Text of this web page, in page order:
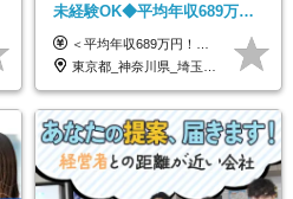
未経験OK◆平均年収689万円
◆業界屈指の営業力でサポー
ト◆フルリモート可
＜平均年収689万円！！＞ ☆前給保証以上☆案件待機期間も給与保証あり☆ 月給40万円～150万円（固定残業代含む） ※経験や能力を考慮し決定します ※試用期間6ヶ月あり。条件や待遇に差異はありません ※上記には固定残業代（30時間分／7万6000円～）が含まれています。 ※超過分は時間外手当を別途支給。 【実際の給与例】 野原さん（35歳）※前職年収480万円 （Java／C#エンジニア ⇒ 業務系システム開発 ⇒ 要件定義・業務分析 ⇒ ITコンサル案件へ参画） ▼620万円（入社初年度） ・Web系業務システム開発（Java、C#） ・ 顧客折衝や開発チームとの調整 ・ 既存システムの改修・機能追加案件に従事 ▼780万円（入社2年目） ・ 金融機関向け業務系システムの要件定義・設計補助 ・ 開発チームと連携した業務分析・課題整理 ・小規模PMO支援案件への参画 ▼1,090万円（入社3年目） ・ 大手企業向けIT戦略・業務改革プロジェクトに参画 ・コンサルタントとして要件定義・業務改善提案・ベンダー調整を担当 ・ PMO／部分的PM業務も兼務し、上流工程での裁量を拡大
東京都_神奈川県_埼玉県_千葉県_大阪府_愛知県_北海道_青森県_岩手県_宮城県_秋田県_山形県_福島県_茨城県_栃木県_群馬県_新潟県_山梨県_長野県_富山県_石川県_福井県_静岡県_岐阜県_三重県_兵庫県_京都府_滋賀県_奈良県_和歌山県_広島県_岡山県_鳥取県_島根県_山口県_徳島県_香川県_愛媛県_高知県_福岡県_熊本県_佐賀県_長崎県_大分県_宮崎県_鹿児島県_沖縄県